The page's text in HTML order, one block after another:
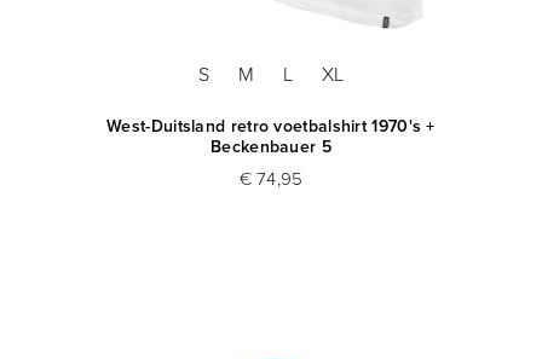
S M L XL
West-Duitsland retro voetbalshirt 1970's +
Beckenbauer 5
€ 74,95